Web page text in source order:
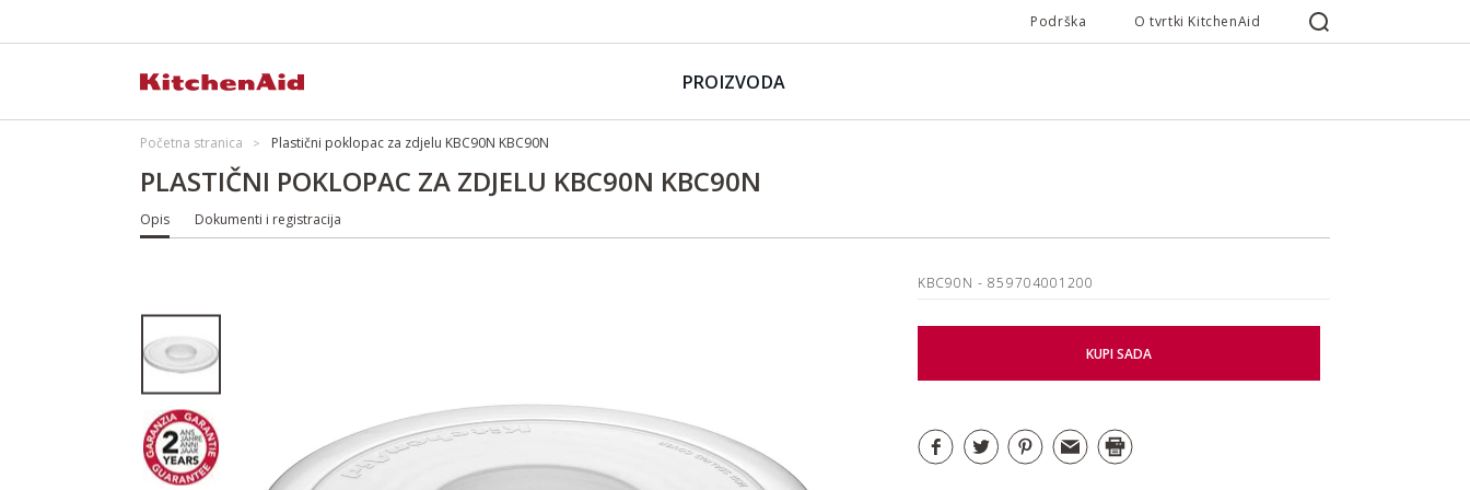
Podrška O tvrtki KitchenAid
PROIZVODA
Početna stranica Plastični poklopac za zdjelu KBC90N KBC90N
PLASTIČNI POKLOPAC ZA ZDJELU KBC90N KBC90N
Opis Dokumenti i registracija
KBC90N- 859704001200
KUPI SADA